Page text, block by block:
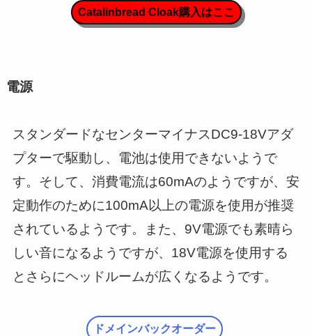
Catalinbread Cloak購入はここ
電源
スタンダードなセンターマイナスDC9-18Vアダ
プターで駆動し、電池は使用できないようで
す。そして、消費電流は60mAのようですが、安
定動作のために100mA以上の電源を使用が推奨
されているようです。また、9V電源でも素晴ら
しい音になるようですが、18V電源を使用する
とさらにヘッドルームが広くなるようです。
ドメインバックオーダー